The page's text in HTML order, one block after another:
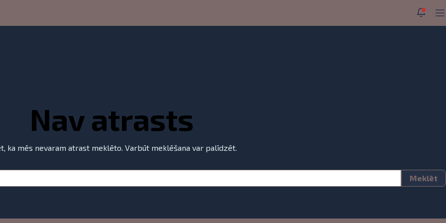
topicTF
Nav atrasts
ka mēs nevaram atrast meklēto. Varbūt meklēšana var palīdzēt.